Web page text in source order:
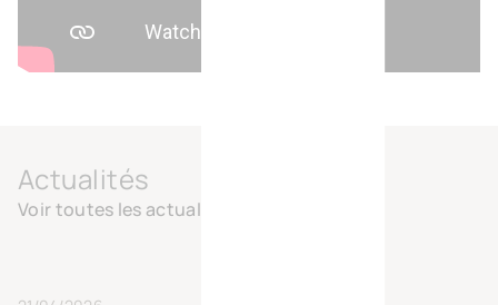
Actualités
Voir toutes les actualités